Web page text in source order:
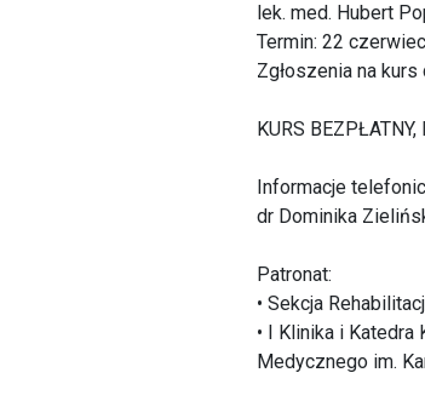
lek. med. Hubert
Termin: 22
Zgłoszenia na
KURS
Informacje
dr Dominika
Patronat:
• Sekcja
• I Klinika i
Medycznego im.